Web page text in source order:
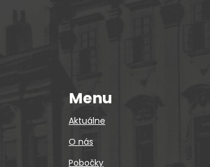
Menu
Aktuálne
O nás
Pobočky